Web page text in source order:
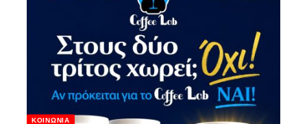
ΚΟΙΝΩΝΊΑ